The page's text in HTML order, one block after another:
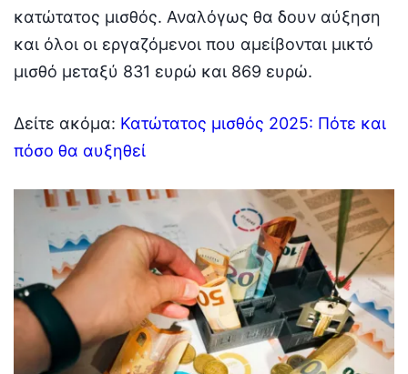
κατώτατος μισθός. Αναλόγως θα δουν αύξηση
και όλοι οι εργαζόμενοι που αμείβονται μικτό
μισθό μεταξύ 831 ευρώ και 869 ευρώ.
Δείτε ακόμα: Κατώτατος μισθός 2025: Πότε και
πόσο θα αυξηθεί